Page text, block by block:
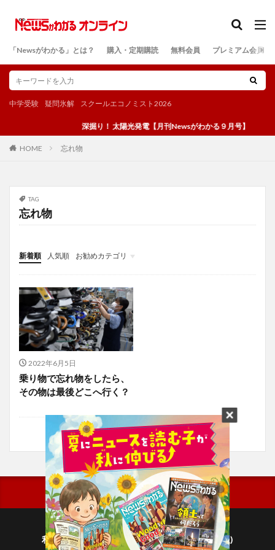
「Newsがわかる」とは？ 購入・定期購読 無料会員 プレミアム会員
中学受験 疑問氷解 スクールエコノミスト2026
深掘り！ 太陽光発電【月刊Newsがわかる９月号】
HOME 忘れ物
TAG
忘れ物
新着順 人気順
お勧めカテゴリ
投稿
学び
マンガ
電子書籍
2022年6月5日
乗り物で忘れ物をしたら、
その物は最後どこへ行く？
利用規約
プライバシーポリシー(毎日新聞出版)
検索